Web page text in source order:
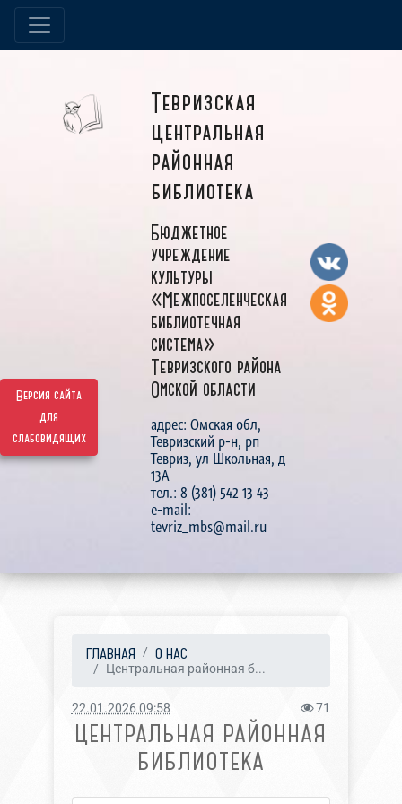
Версия сайта
для
слабовидящих
Тевризская
центральная
районная
библиотека
Бюджетное
учреждение
культуры
«Межпоселенческая
библиотечная
система»
Тевризского района
Омской области
адрес: Омская обл,
Тевризский р-н, рп
Тевриз, ул Школьная, д
13А
тел.: 8 (381) 542 13 43
e-mail:
tevriz_mbs@mail.ru
ГЛАВНАЯ О НАС
Центральная районная б...
22.01.2026 09:58 71
ЦЕНТРАЛЬНАЯ РАЙОННАЯ
БИБЛИОТЕКА